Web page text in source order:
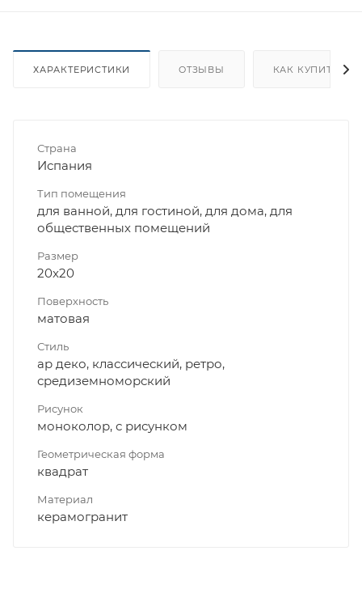
ХАРАКТЕРИСТИКИ ОТЗЫВЫ КАК КУПИТЬ
Страна
Испания
Тип помещения
для ванной, для гостиной, для дома, для
общественных помещений
Размер
20x20
Поверхность
матовая
Стиль
ар деко, классический, ретро,
средиземноморский
Рисунок
моноколор, с рисунком
Геометрическая форма
квадрат
Материал
керамогранит